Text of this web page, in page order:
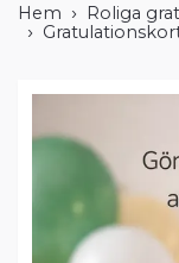
Hem
Roliga